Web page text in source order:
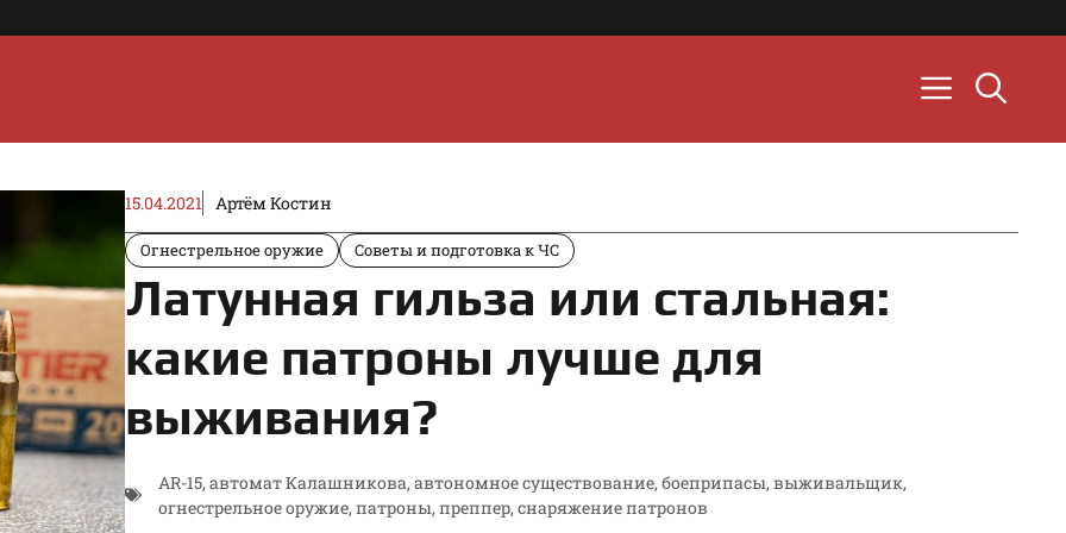
15.04.2021 Артём Костин
Огнестрельное оружие Советы и подготовка к ЧС
Латунная гильза или стальная:
какие патроны лучше для
выживания?
AR-15,автомат Калашникова,автономное существование,боеприпасы,выживальщик,
огнестрельное оружие,патроны,преппер,снаряжение патронов